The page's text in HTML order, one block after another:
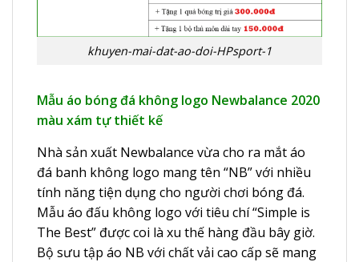
khuyen-mai-dat-ao-doi-HPsport-1
Mẫu áo bóng đá không logo Newbalance 2020
màu xám tự thiết kế
Nhà sản xuất Newbalance vừa cho ra mắt áo
đá banh không logo mang tên “NB” với nhiều
tính năng tiện dụng cho người chơi bóng đá.
Mẫu áo đấu không logo với tiêu chí “Simple is
The Best” được coi là xu thế hàng đầu bây giờ.
Bộ sưu tập áo NB với chất vải cao cấp sẽ mang